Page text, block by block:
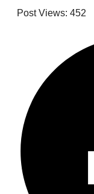
Post Views: 452